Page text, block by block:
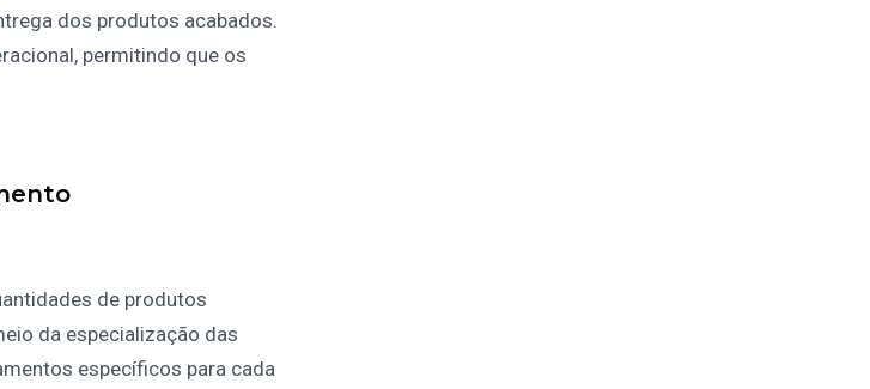
dos produtos acabados.
permitindo que os
de produtos
da especialização das
específicos para cada